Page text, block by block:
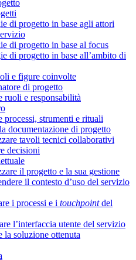
di progetto in base agli attori
di progetto in base al focus
di progetto in base all’ambito di
e figure coinvolte
di progetto
ruoli e responsabilità
processi, strumenti e rituali
documentazione di progetto
tavoli tecnici collaborativi
decisioni
il progetto e la sua gestione
il contesto d’uso del servizio
i processi e i touchpointdel
l’interfaccia utente del servizio
la soluzione ottenuta